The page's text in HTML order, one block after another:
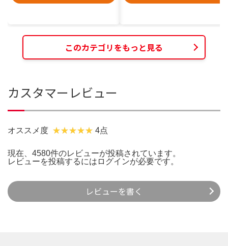
このカテゴリをもっと見る
カスタマーレビュー
オススメ度 4点
現在、4580件のレビューが投稿されています。
レビューを投稿するには ログインが必要です。
レビューを書く